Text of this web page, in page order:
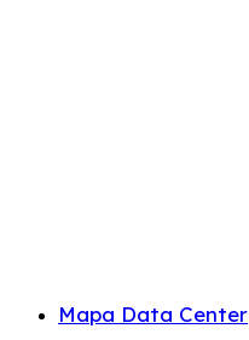
Mapa Data Center